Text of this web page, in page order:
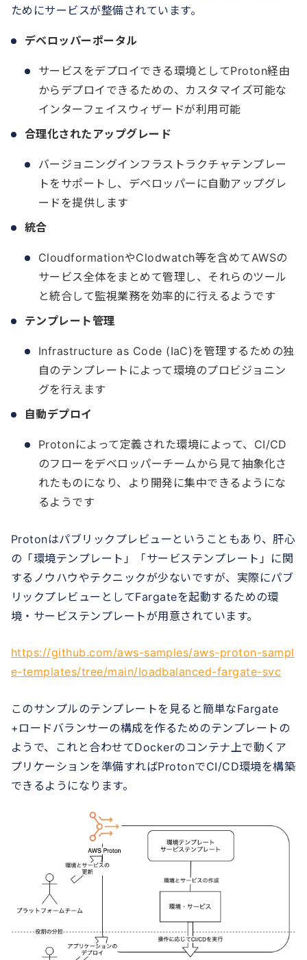
ためにサービスが整備されています。
デベロッパーポータル
サービスをデプロイできる環境としてProton経由
からデプロイできるための、カスタマイズ可能な
インターフェイスウィザードが利用可能
合理化されたアップグレード
バージョニングインフラストラクチャテンプレー
トをサポートし、デベロッパーに自動アップグレ
ードを提供します
統合
CloudformationやClodwatch等を含めてAWSの
サービス全体をまとめて管理し、それらのツール
と統合して監視業務を効率的に行えるようです
テンプレート管理
Infrastructure as Code (IaC)を管理するための独
自のテンプレートによって環境のプロビジョニン
グを行えます
自動デプロイ
Protonによって定義された環境によって、CI/CD
のフローをデベロッパーチームから見て抽象化さ
れたものになり、より開発に集中できるようにな
るようです
Protonはパブリックプレビューということもあり、肝心
の「環境テンプレート」「サービステンプレート」に関
するノウハウやテクニックが少ないですが、実際にパブ
リックプレビューとしてFargateを起動するための環
境・サービステンプレートが用意されています。
https://github.com/aws-samples/aws-proton-sampl
e-templates/tree/main/loadbalanced-fargate-svc
このサンプルのテンプレートを見ると簡単なFargate
+ロードバランサーの構成を作るためのテンプレートの
ようで、これと合わせてDockerのコンテナ上で動くア
プリケーションを準備すればProtonでCI/CD環境を構築
できるようになります。